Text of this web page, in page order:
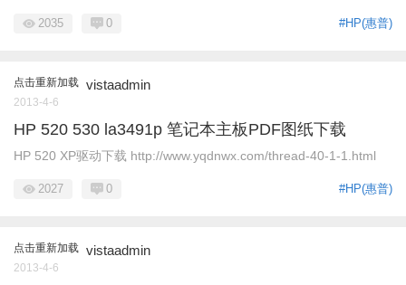
#HP(惠普)
2035 0
点击重新加载 vistaadmin
2013-4-6
HP 520 530 la3491p 笔记本主板PDF图纸下载
HP 520 XP驱动下载 http://www.yqdnwx.com/thread-40-1-1.html
#HP(惠普)
2027 0
点击重新加载 vistaadmin
2013-4-6